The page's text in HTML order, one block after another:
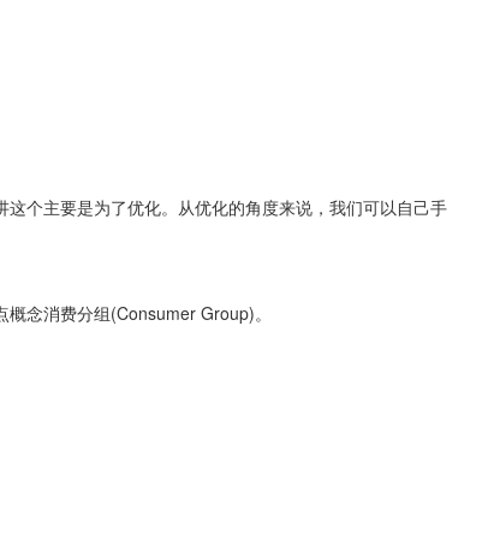
个主要是为了优化。从优化的角度来说，我们可以自己手
念消费分组(Consumer Group)。